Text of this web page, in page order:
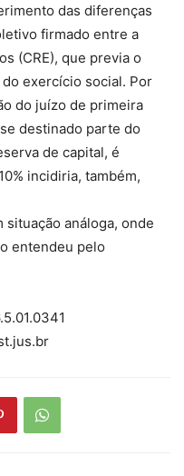
das diferenças
firmado entre a
(CRE), que previa o
exercício social. Por
do juízo de primeira
destinado parte do
de capital, é
incidiria, também,
análoga, onde
entendeu pelo